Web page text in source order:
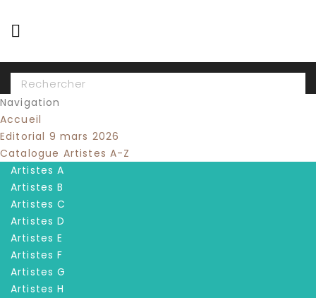

Navigation
Accueil
Editorial 9 mars 2026
Catalogue Artistes A-Z
Artistes A
Artistes B
Artistes C
Artistes D
Artistes E
Artistes F
Artistes G
Artistes H